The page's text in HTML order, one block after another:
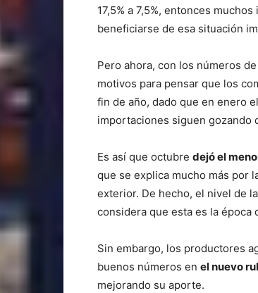
17,5% a 7,5%, entonces
beneficiarse de esa situación
Pero ahora, con los números
motivos para pensar que los
fin de año, dado que en enero
importaciones siguen gozando
Es así que octubre dejó el
que se explica mucho más por
exterior. De hecho, el nivel de
considera que esta es la época
Sin embargo, los productores
buenos números en el nuevo
mejorando su aporte.